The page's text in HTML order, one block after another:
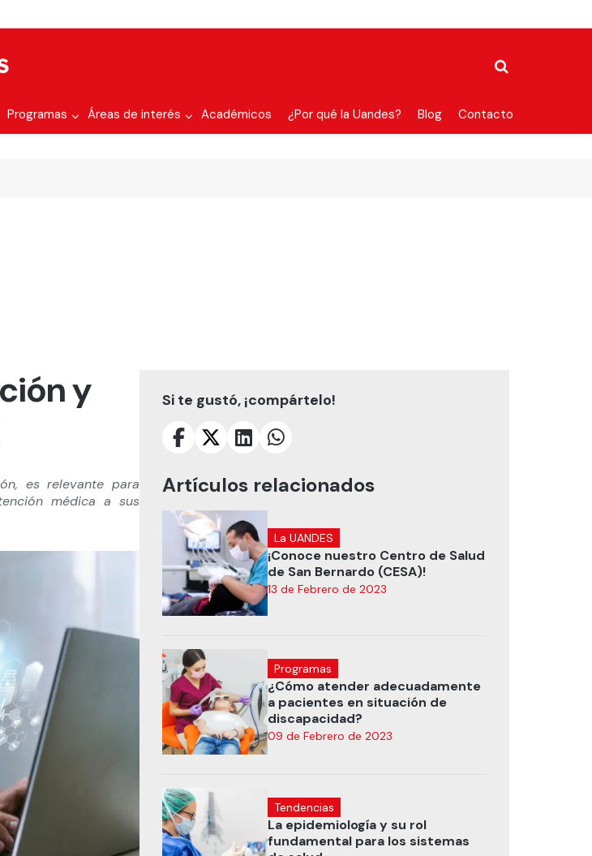
Programas Áreas de interés Académicos ¿Por qué la Uandes? Blog Contacto
y
es relevante para
médica a sus
Si te gustó, ¡compártelo!
Artículos relacionados
La UANDES
¡Conoce nuestro Centro de Salud
de San Bernardo (CESA)!
13 de Febrero de 2023
Programas
¿Cómo atender adecuadamente
a pacientes en situación de
discapacidad?
09 de Febrero de 2023
Tendencias
La epidemiología y su rol
fundamental para los sistemas